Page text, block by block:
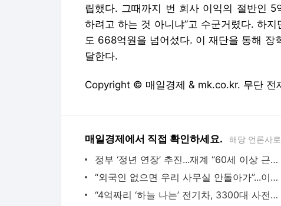
립했다. 그때까지 번 회사 이익의 절반인
하려고 하는 것 아니냐”고 수군거렸다. 하
도 668억원을 넘어섰다. 이 재단을 통해
달한다.
Copyright © 매일경제 & mk.co.kr. 무단 전
매일경제에서 직접 확인하세요. 해당 언론사
정부 ‘정년 연장’ 추진...재계 “60세 이상 근로자 재고용 선호” - 매일경제
“외국인 없으면 우리 사무실 안돌아가”...이젠 서울 오피스서도 외국인 인재 ‘급구’ - 매일
“4억짜리 ‘하늘 나는’ 전기차, 3300대 사전예약 인기”…세계 첫 시험비행 - 매일경제